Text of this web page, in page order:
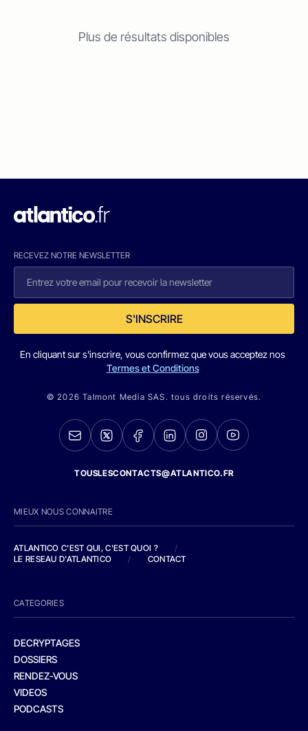
Plus de résultats disponibles
RECEVEZ NOTRE NEWSLETTER
S'INSCRIRE
En cliquant sur s'inscrire, vous confirmez que vous acceptez nos
Termes et Conditions
© 2026 Talmont Media SAS. tous droits réservés.
TOUSLESCONTACTS@ATLANTICO.FR
MIEUX NOUS CONNAITRE
ATLANTICO C'EST QUI, C'EST QUOI ?
/
LE RESEAU D'ATLANTICO
/ CONTACT
CATEGORIES
DECRYPTAGES
DOSSIERS
RENDEZ-VOUS
VIDEOS
PODCASTS